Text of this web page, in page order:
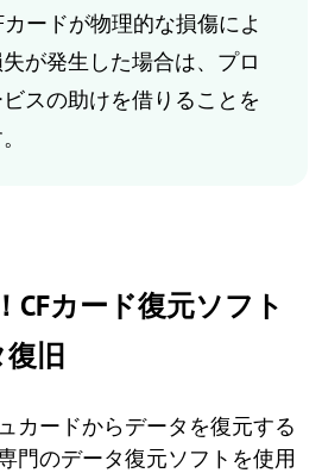
ードが物理的な損傷によ
が発生した場合は、プロ
スの助けを借りることを
CFカード復元ソフト
旧
カードからデータを復元する
門のデータ復元ソフトを使用